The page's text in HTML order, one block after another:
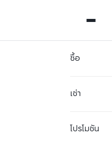
ซื้อ
เช่า
โปรโมชัน